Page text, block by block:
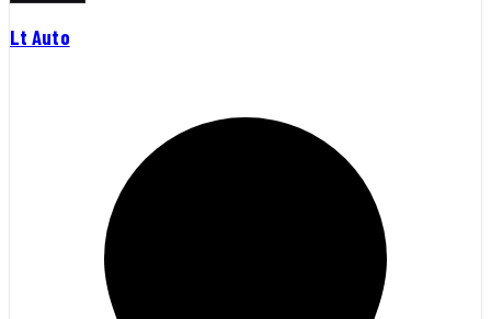
Lt Auto